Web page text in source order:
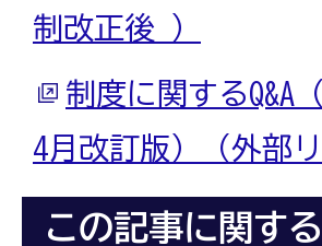
制改正後 ）
制度に関するQ&A
4月改訂版）（外部リ
この記事に関す